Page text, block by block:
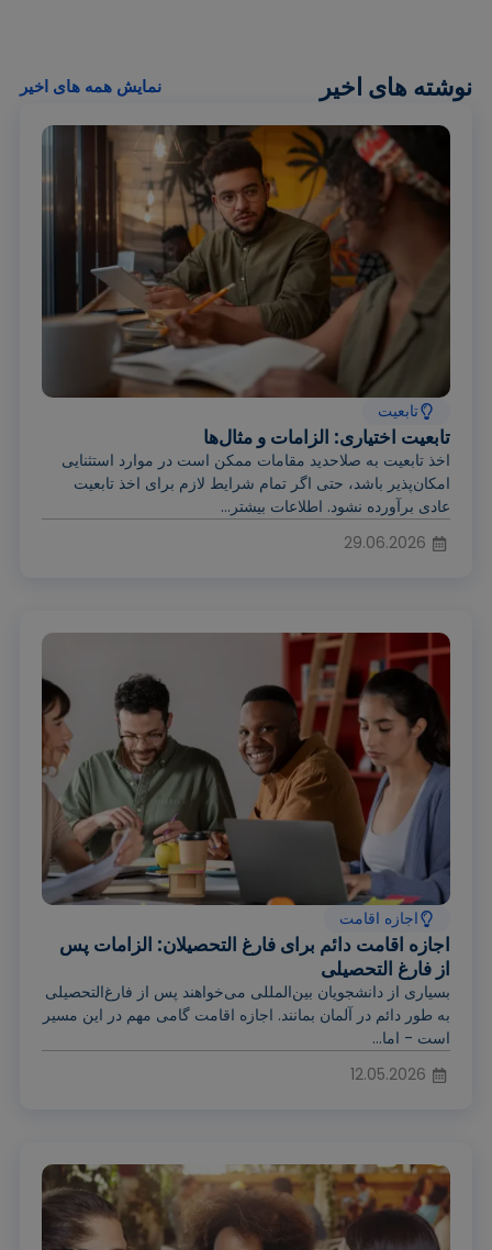
نوشته های اخیر نمایش همه های اخیر
تابعیت
تابعیت اختیاری: الزامات و مثال‌ها
اخذ تابعیت به صلاحدید مقامات ممکن است در موارد استثنایی
امکان‌پذیر باشد، حتی اگر تمام شرایط لازم برای اخذ تابعیت
عادی برآورده نشود. اطلاعات بیشتر...
29.06.2026
اجازه اقامت
اجازه اقامت دائم برای فارغ التحصیلان: الزامات پس
از فارغ التحصیلی
بسیاری از دانشجویان بین‌المللی می‌خواهند پس از فارغ‌التحصیلی
به طور دائم در آلمان بمانند. اجازه اقامت گامی مهم در این مسیر
است - اما...
12.05.2026